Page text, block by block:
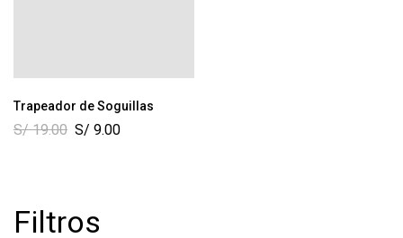
Filtros
Trapeador de Soguillas
S/19.00 S/ 9.00